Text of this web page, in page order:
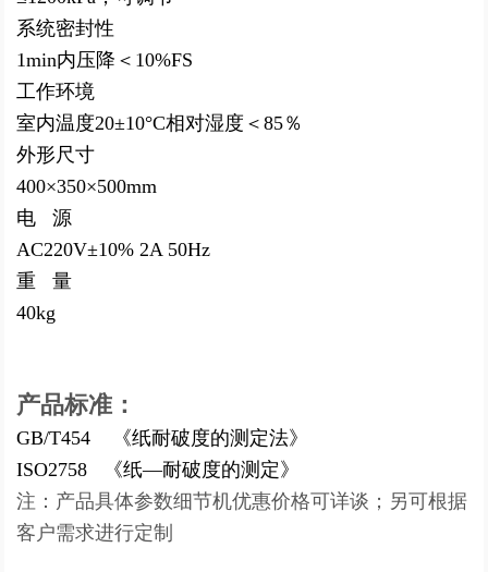
系统密封性
1min内压降＜10%FS
工作环境
室内温度20±10°C相对湿度＜85％
外形尺寸
400×350×500mm
电 源
AC220V±10% 2A 50Hz
重 量
40kg
产品标准：
GB/T454 《纸耐破度的测定法》
ISO2758 《纸—耐破度的测定》
注：产品具体参数细节机优惠价格可详谈；另可根据
客户需求进行定制